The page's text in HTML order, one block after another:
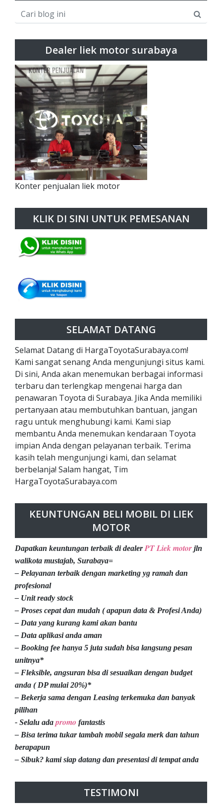
Dealer liek motor surabaya
Konter penjualan liek motor
KLIK DI SINI UNTUK PEMESANAN
SELAMAT DATANG
Selamat Datang di HargaToyotaSurabaya.com!
Kami sangat senang Anda mengunjungi situs kami.
Di sini, Anda akan menemukan berbagai informasi
terbaru dan terlengkap mengenai harga dan
penawaran Toyota di Surabaya. Jika Anda memiliki
pertanyaan atau membutuhkan bantuan, jangan
ragu untuk menghubungi kami. Kami siap
membantu Anda menemukan kendaraan Toyota
impian Anda dengan pelayanan terbaik. Terima
kasih telah mengunjungi kami, dan selamat
berbelanja! Salam hangat, Tim
HargaToyotaSurabaya.com
KEUNTUNGAN BELI MOBIL DI LIEK
MOTOR
Dapatkan keuntungan terbaik di dealerPT Liek motor jln
walikota mustajab, Surabaya=
– Pelayanan terbaik dengan marketing yg ramah dan
profesional
– Unit ready stock
– Proses cepat dan mudah ( apapun data & Profesi Anda)
– Data yang kurang kami akan bantu
– Data aplikasi anda aman
– Booking fee hanya 5 juta sudah bisa langsung pesan
unitnya*
– Fleksible, angsuran bisa di sesuaikan dengan budget
anda ( DP mulai 20%)*
– Bekerja sama dengan Leasing terkemuka dan banyak
pilihan
- Selalu adapromo fantastis
– Bisa terima tukar tambah mobil segala merk dan tahun
berapapun
– Sibuk? kami siap datang dan presentasi di tempat anda
TESTIMONI